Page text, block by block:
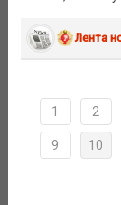
Лента
1 2
9 10